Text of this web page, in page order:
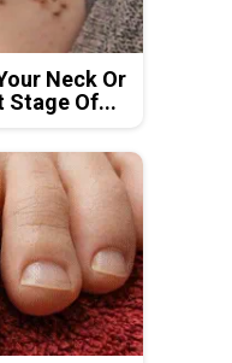
Neck Or
Stage Of...